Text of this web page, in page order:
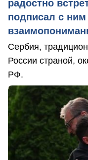
радостно
подписал с
Сербия,
России страной,
РФ.